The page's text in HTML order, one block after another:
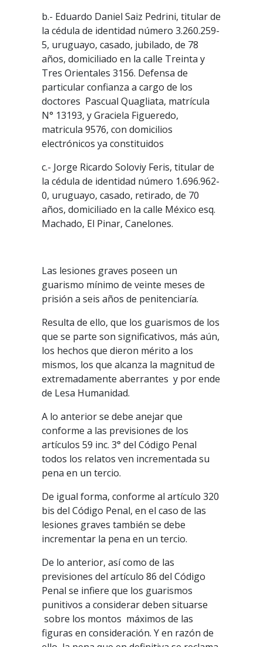
b.- Eduardo Daniel Saiz Pedrini, titular de
la cédula de identidad número 3.260.259-
5, uruguayo, casado, jubilado, de 78
años, domiciliado en la calle Treinta y
Tres Orientales 3156. Defensa de
particular confianza a cargo de los
doctores Pascual Quagliata, matrícula
N° 13193, y Graciela Figueredo,
matricula 9576, con domicilios
electrónicos ya constituidos
c.- Jorge Ricardo Soloviy Feris, titular de
la cédula de identidad número 1.696.962-
0, uruguayo, casado, retirado, de 70
años, domiciliado en la calle México esq.
Machado, El Pinar, Canelones.
Las lesiones graves poseen un
guarismo mínimo de veinte meses de
prisión a seis años de penitenciaría.
Resulta de ello, que los guarismos de los
que se parte son significativos, más aún,
los hechos que dieron mérito a los
mismos, los que alcanza la magnitud de
extremadamente aberrantes y por ende
de Lesa Humanidad.
A lo anterior se debe anejar que
conforme a las previsiones de los
artículos 59 inc. 3° del Código Penal
todos los relatos ven incrementada su
pena en un tercio.
De igual forma, conforme al artículo 320
bis del Código Penal, en el caso de las
lesiones graves también se debe
incrementar la pena en un tercio.
De lo anterior, así como de las
previsiones del artículo 86 del Código
Penal se infiere que los guarismos
punitivos a considerar deben situarse
sobre los montos máximos de las
figuras en consideración. Y en razón de